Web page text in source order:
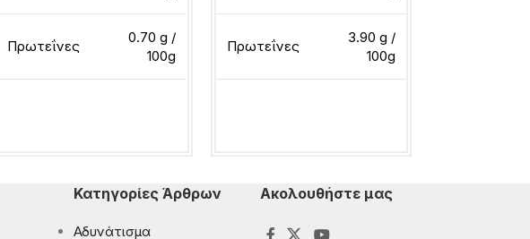
Πρωτεΐνες
0.70 g /
100g
Πρωτεΐνες
3.90 g /
100g
Κατηγορίες Άρθρων
Αδυνάτισμα
Ακολουθήστε μας